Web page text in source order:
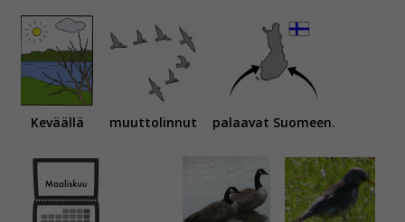
Keväällä muuttolinnut palaavat Suomeen.